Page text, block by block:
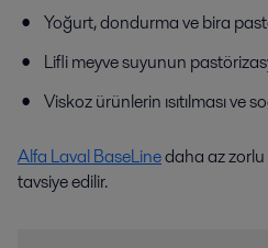
Yoğurt, dondurma ve bira
Lifli meyve suyunun
Viskoz ürünlerin ısıtılması ve
Alfa Laval BaseLinedaha az
tavsiye edilir.